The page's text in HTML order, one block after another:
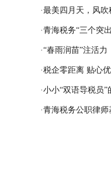
·最美四月天，风吹
·青海税务“三个突
·“春雨润苗”注活力
·税企零距离 贴心
·小小“双语导税员”
·青海税务公职律